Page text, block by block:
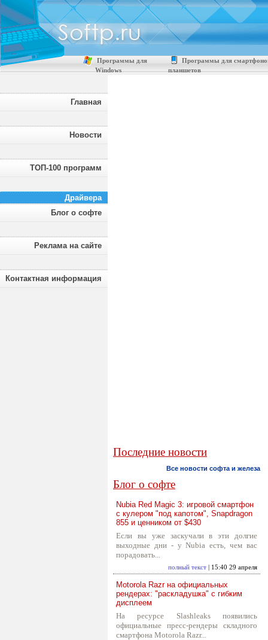
Программы для
Windows
Программы для
планшетов
Главная
Новости
ТОП-100 программ
Драйвера
Блог о софте
Реклама на сайте
Контактная информация
Последние новости
Все новости софта и железа
Блог о софте
Nubia Red Magic 3: игровой смартфон
с кулером "под капотом", Snapdragon
855 и ценником от $430
Если вы уже заскучали в эти долгие
выходные дни - у Nubia есть, чем вас
порадовать...
полный текст | 15:40 29 апреля
Motorola Razr на официальных
рендерах: "раскладушка" с гибким
дисплеем
На ресурсе Slashleaks появились
официальные пресс-рендеры складного
смартфона Motorola Razr...